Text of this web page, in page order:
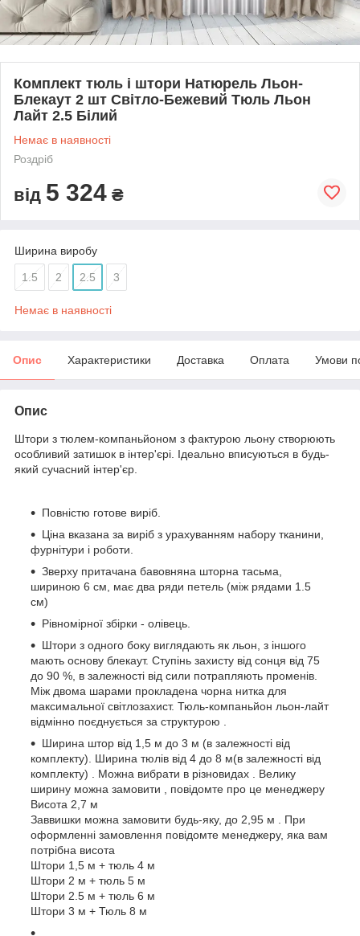
Комплект тюль і штори Натюрель Льон-
Блекаут 2 шт Світло-Бежевий Тюль Льон
Лайт 2.5 Білий
Немає в наявності
Роздріб
від 5 324 ₴
Ширина виробу
1.5 2 2.5 3
Немає в наявності
Опис Характеристики Доставка Оплата Умови
Опис
Штори з тюлем-компаньйоном з фактурою льону створюють
особливий затишок в інтер'єрі. Ідеально вписуються в будь-
який сучасний інтер'єр.
Повністю готове виріб.
Ціна вказана за виріб з урахуванням набору тканини,
фурнітури і роботи.
Зверху притачана бавовняна шторна тасьма,
шириною 6 см, має два ряди петель (між рядами 1.5
см)
Рівномірної збірки - олівець.
Штори з одного боку виглядають як льон, з іншого
мають основу блекаут. Ступінь захисту від сонця від 75
до 90 %, в залежності від сили потрапляють променів.
Між двома шарами прокладена чорна нитка для
максимальної світлозахист. Тюль-компаньйон льон-лайт
відмінно поєднується за структурою .
Ширина штор від 1,5 м до 3 м (в залежності від
комплекту). Ширина тюлів від 4 до 8 м(в залежності від
комплекту) . Можна вибрати в різновидах . Велику
ширину можна замовити , повідомте про це менеджеру
Висота 2,7 м
Заввишки можна замовити будь-яку, до 2,95 м . При
оформленні замовлення повідомте менеджеру, яка вам
потрібна висота
Штори 1,5 м + тюль 4 м
Штори 2 м + тюль 5 м
Штори 2.5 м + тюль 6 м
Штори 3 м + Тюль 8 м